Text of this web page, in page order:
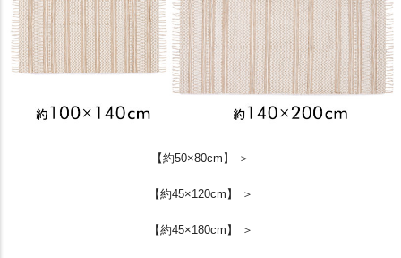
【約50×80cm】 ＞
【約45×120cm】 ＞
【約45×180cm】 ＞